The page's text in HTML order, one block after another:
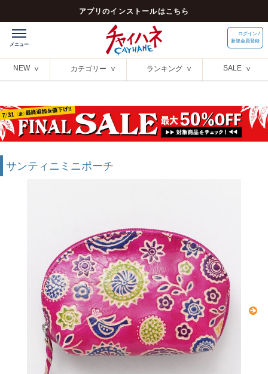
アプリのインストールはこちら
ログイン /
新規会員登録
NEW カテゴリー ランキング SALE
サンティニミニポーチ